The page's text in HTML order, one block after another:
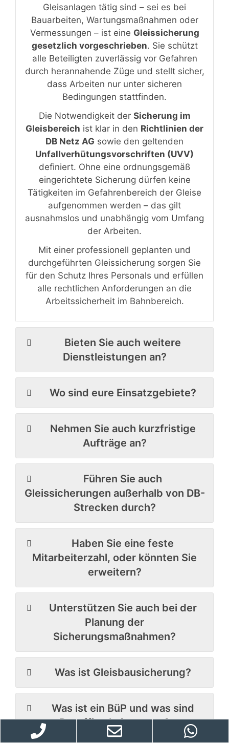
Gleisanlagen tätig sind – sei es bei
Bauarbeiten, Wartungsmaßnahmen oder
Vermessungen – ist eine Gleissicherung
gesetzlich vorgeschrieben. Sie schützt
alle Beteiligten zuverlässig vor Gefahren
durch herannahende Züge und stellt sicher,
dass Arbeiten nur unter sicheren
Bedingungen stattfinden.
Die Notwendigkeit der Sicherung im
Gleisbereich ist klar in den Richtlinien der
DB Netz AG sowie den geltenden
Unfallverhütungsvorschriften (UVV)
definiert. Ohne eine ordnungsgemäß
eingerichtete Sicherung dürfen keine
Tätigkeiten im Gefahrenbereich der Gleise
aufgenommen werden – das gilt
ausnahmslos und unabhängig vom Umfang
der Arbeiten.
Mit einer professionell geplanten und
durchgeführten Gleissicherung sorgen Sie
für den Schutz Ihres Personals und erfüllen
alle rechtlichen Anforderungen an die
Arbeitssicherheit im Bahnbereich.
Bieten Sie auch weitere
Dienstleistungen an?
Wo sind eure Einsatzgebiete?
Nehmen Sie auch kurzfristige
Aufträge an?
Führen Sie auch
Gleissicherungen außerhalb von DB-
Strecken durch?
Haben Sie eine feste
Mitarbeiterzahl, oder könnten Sie
erweitern?
Unterstützen Sie auch bei der
Planung der
Sicherungsmaßnahmen?
Was ist Gleisbausicherung?
Was ist ein BüP und was sind
Bauaffine Leistungen?